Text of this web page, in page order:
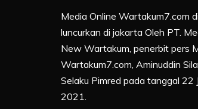
Media Online Wartakum7.com di
luncurkan di jakarta Oleh PT.
New Wartakum, penerbit pers
Wartakum7.com, Aminuddin
Selaku Pimred pada tanggal 22
2021.